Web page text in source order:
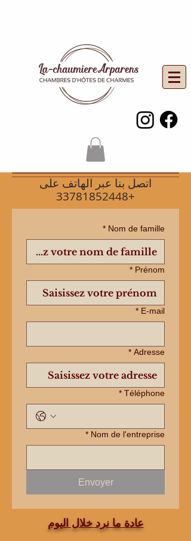
اتصل بنا عبر الهاتف على
+33781852448
Nom de famille
*
Prénom
*
E‑mail
*
Adresse
*
Téléphone
*
Nom de l'entreprise
*
Envoyer
عادة ما نرد خلال اليوم